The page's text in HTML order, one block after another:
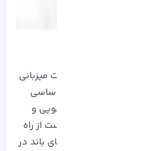
در میکروتیک
نیز مانند سایر خدمات میزبانی
نظر گرفتن تمام جوانب اساسی
آذرسیس آماده پاسخگویی و
مورد هستند، کافی است از راه
باشید. برای کنترل پهنای باند در